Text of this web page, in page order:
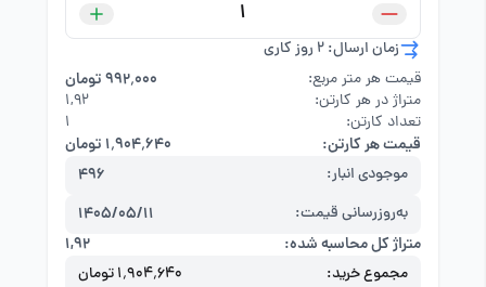
زمان ارسال: 2 روز کاری
قیمت هر متر مربع:
۹۹۲٬۰۰۰ تومان
متراژ در هر کارتن:
۱,۹۲
تعداد کارتن:
1
قیمت هر کارتن: ۱٬۹۰۴٬۶۴۰ تومان
موجودی انبار: 496
به‌روزرسانی قیمت:
1405/05/11
متراژ کل محاسبه شده:
۱,۹۲
مجموع خرید: ۱٬۹۰۴٬۶۴۰ تومان